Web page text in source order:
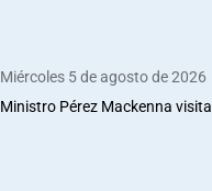
Miércoles 5 de agosto de 2026
Ministro Pérez Mackenna